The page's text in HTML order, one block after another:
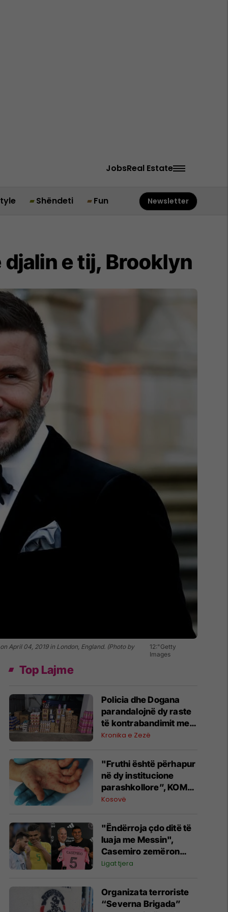
JobsReal Estate
Shëndeti Fun Newsletter
e tij, Brooklyn
April 04, 2019 in London, England. (Photo by
12:"Getty
Images
Top Lajme
Policia dhe Dogana
parandalojnë dy raste
të kontrabandimit me
mallra në kufi me
Kronika e Zezë
"Fruthi është përhapur
në dy institucione
parashkollore”, KOMF:
Duhet të zbatojnë në
kërkesat për vaksinim
Kosovë
"Ëndërroja çdo ditë të
luaja me Messin",
Casemiro zemëron
tifozët e Real Madridit
Ligat tjera
Organizata terroriste
“Severna Brigada”